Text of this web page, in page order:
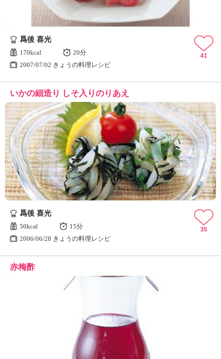
爲後 喜光
170kcal
20分
2007/07/02 きょうの料理レシピ
41
いかの細造り しそ入りのりあえ
爲後 喜光
50kcal
15分
2006/06/28 きょうの料理レシピ
35
赤梅酢